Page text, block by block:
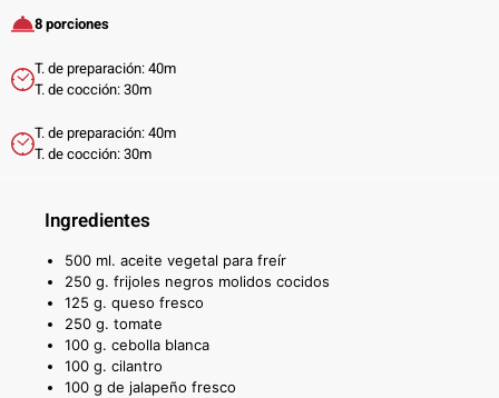
8 porciones
T. de preparación: 40m
T. de cocción: 30m
T. de preparación: 40m
T. de cocción: 30m
Ingredientes
500 ml. aceite vegetal para freír
250 g. frijoles negros molidos cocidos
125 g. queso fresco
250 g. tomate
100 g. cebolla blanca
100 g. cilantro
100 g de jalapeño fresco